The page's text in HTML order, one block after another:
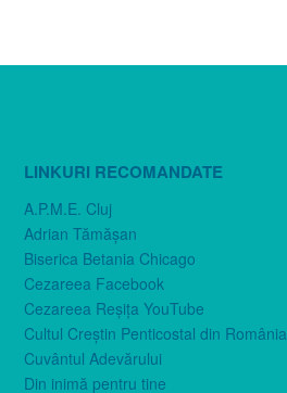
LINKURI RECOMANDATE
A.P.M.E. Cluj
Adrian Tămăşan
Biserica Betania Chicago
Cezareea Facebook
Cezareea Reşiţa YouTube
Cultul Creştin Penticostal din România
Cuvântul Adevărului
Din inimă pentru tine